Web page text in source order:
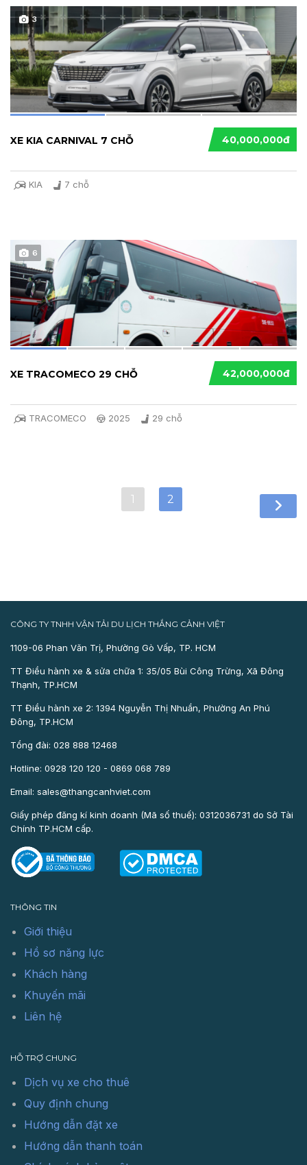
3
40,000,000đ
XE KIA CARNIVAL 7 CHỖ
KIA 7 chỗ
6
42,000,000đ
XE TRACOMECO 29 CHỖ
TRACOMECO 2025 29 chỗ
1 2
CÔNG TY TNHH VẬN TẢI DU LỊCH THẮNG CẢNH VIỆT
1109-06 Phan Văn Trị, Phường Gò Vấp, TP. HCM
TT Điều hành xe & sửa chữa 1: 35/05 Bùi Công Trừng, Xã Đông
Thạnh, TP.HCM
TT Điều hành xe 2: 1394 Nguyễn Thị Nhuần, Phường An Phú
Đông, TP.HCM
Tổng đài: 028 888 12468
Hotline: 0928 120 120 - 0869 068 789
Email: sales@thangcanhviet.com
Giấy phép đăng kí kinh doanh (Mã số thuế): 0312036731 do Sở Tài
Chính TP.HCM cấp.
THÔNG TIN
Giới thiệu
Hồ sơ năng lực
Khách hàng
Khuyến mãi
Liên hệ
HỖ TRỢ CHUNG
Dịch vụ xe cho thuê
Quy định chung
Hướng dẫn đặt xe
Hướng dẫn thanh toán